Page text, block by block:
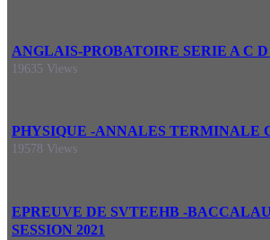
ANGLAIS-PROBATOIRE SERIE A C D
19635 Views
PHYSIQUE -ANNALES TERMINALE
19578 Views
EPREUVE DE SVTEEHB -
SESSION 2021